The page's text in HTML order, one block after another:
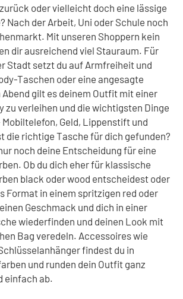
oder vielleicht doch eine lässige
Nach der Arbeit, Uni oder Schule noch
Mit unseren Shoppern kein
dir ausreichend viel Stauraum. Für
Stadt setzt du auf Armfreiheit und
Taschen oder eine angesagte
gilt es deinem Outfit mit einer
zu verleihen und die wichtigsten Dinge
Mobiltelefon, Geld, Lippenstift und
die richtige Tasche für dich gefunden?
noch deine Entscheidung für eine
Ob du dich eher für klassische
black oder wood entscheidest oder
Format in einem spritzigen red oder
Geschmack und dich in einer
wiederfinden und deinen Look mit
Bag veredeln. Accessoires wie
findest du in
und runden dein Outfit ganz
einfach ab.